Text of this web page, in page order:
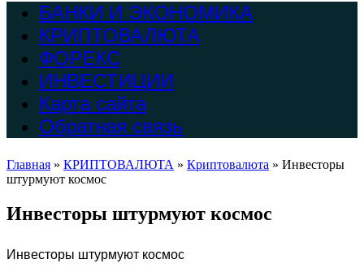
БАНКИ И ЭКОНОМИКА
КРИПТОВАЛЮТА
ФОРЕКС
ИНВЕСТИЦИИ
Карта сайта
Обратная связь
Главная » КРИПТОВАЛЮТА » Криптовалюта » Инвесторы
штурмуют космос
Инвесторы штурмуют космос
Инвесторы штурмуют космос